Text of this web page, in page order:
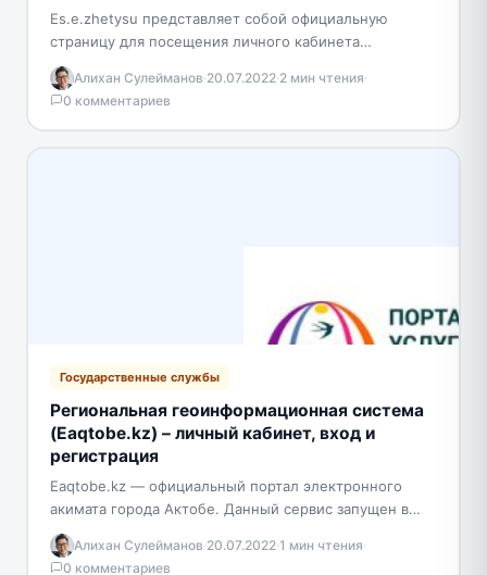
Es.e.zhetysu представляет собой официальную
страницу для посещения личного кабинета
государственных услуг по Алматинской области
Республики Казахстан. Пользователи платформы
получают много полезных возможностей.…
Алихан Сулейманов·20.07.2022·2 мин чтения·
0 комментариев
Государственные службы
Региональная геоинформационная система
(Eaqtobe.kz) – личный кабинет, вход и
регистрация
Eaqtobe.kz — официальный портал электронного
акимата города Актобе. Данный сервис запущен в
декабре 2020 года. Теперь жители Актобе смогут
получить все необходимые…
Алихан Сулейманов·20.07.2022·1 мин чтения·
0 комментариев